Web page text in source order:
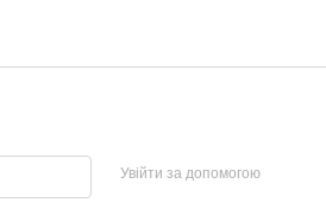
Увійти за допомогою